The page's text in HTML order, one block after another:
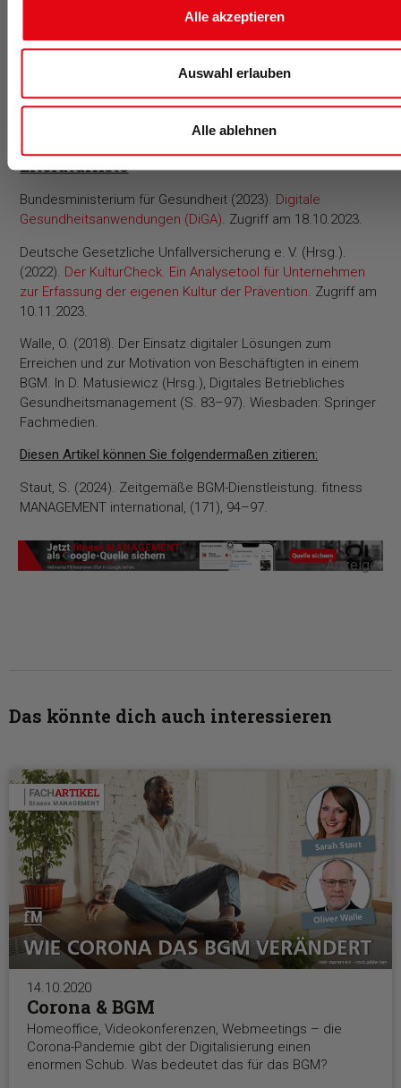
Alle akzeptieren
Auswahl erlauben
Alle ablehnen
Einbedarfsorientierter Einsatz digitaler BGM-Lösungenist
unabdingbar, um Beschäftigte sowohlim Homeoffice und
können.
Literaturliste
Bundesministerium für Gesundheit (2023). Digitale
Gesundheitsanwendungen (DiGA). Zugriff am 18.10.2023.
Deutsche Gesetzliche Unfallversicherung e. V. (Hrsg.).
(2022). Der KulturCheck. Ein Analysetool für Unternehmen
zur Erfassung der eigenen Kultur der Prävention . Zugriff am
10.11.2023.
Walle, O. (2018). Der Einsatz digitaler Lösungen zum
Erreichen und zur Motivation von Beschäftigten in einem
BGM. In D. Matusiewicz (Hrsg.), Digitales Betriebliches
Gesundheitsmanagement (S. 83–97). Wiesbaden: Springer
Fachmedien.
Diesen Artikel können Sie folgendermaßen zitieren:
Staut, S. (2024). Zeitgemäße BGM-Dienstleistung. fitness
MANAGEMENT international, (171), 94–97.
-Anzeige-
Das könnte dich auch interessieren
14.10.2020
Corona & BGM
Homeoffice, Videokonferenzen, Webmeetings – die
Corona-Pandemie gibt der Digitalisierung einen
enormen Schub. Was bedeutet das für das BGM?